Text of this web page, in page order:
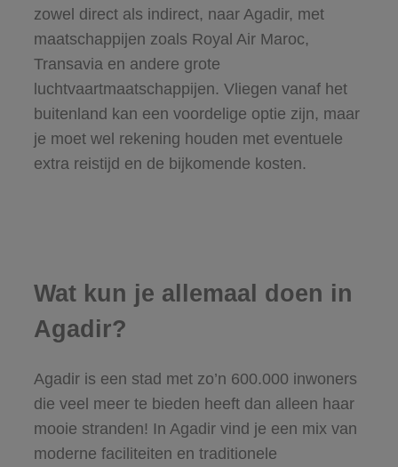
zowel direct als indirect, naar Agadir, met
maatschappijen zoals Royal Air Maroc,
Transavia en andere grote
luchtvaartmaatschappijen. Vliegen vanaf het
buitenland kan een voordelige optie zijn, maar
je moet wel rekening houden met eventuele
extra reistijd en de bijkomende kosten.
Wat kun je allemaal doen in
Agadir?
Agadir is een stad met zo’n 600.000 inwoners
die veel meer te bieden heeft dan alleen haar
mooie stranden! In Agadir vind je een mix van
moderne faciliteiten en traditionele